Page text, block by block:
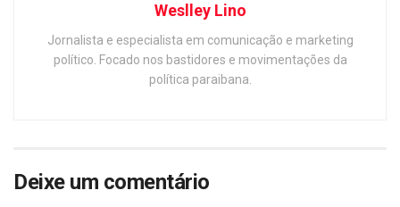
Weslley Lino
Jornalista e especialista em comunicação e marketing
político. Focado nos bastidores e movimentações da
política paraibana.
Deixe um comentário